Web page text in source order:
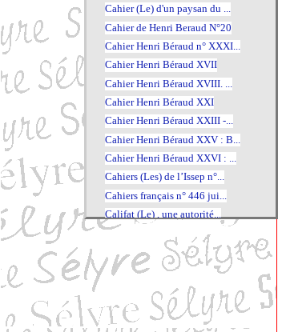
Cahier (Le) d'un paysan du ...
Cahier de Henri Beraud N°20
Cahier Henri Béraud n° XXXI...
Cahier Henri Béraud XVII
Cahier Henri Béraud XVIII. ...
Cahier Henri Béraud XXI
Cahier Henri Béraud XXIII -...
Cahier Henri Béraud XXV : B...
Cahier Henri Béraud XXVI : ...
Cahiers (Les) de l’Issep n°...
Cahiers français n° 446 jui...
Califat (Le) , une autorité...
Caluire-et-Cuire au fil de ...
Calvin intime et public
Cambronne. La légende de Wa...
Camille Claudel
Camille Costa de Beauregard...